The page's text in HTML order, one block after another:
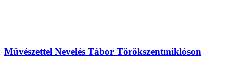
Művészettel Nevelés Tábor Törökszentmiklóson